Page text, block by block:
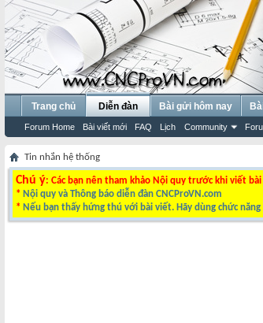
Trang chủ Diễn đàn
Forum Home Bài viết mới FAQ Lịch Community
Bài gửi hôm nay
Tin nhắn hệ thống
Chú ý: Các bạn nên tham khảo Nội quy trước khi viết
* Nội quy và Thông báo diễn đàn CNCProVN.com
* Nếu bạn thấy hứng thú với bài viết. Hãy dùng chức năng